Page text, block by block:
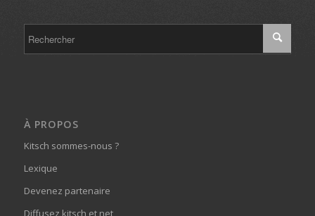
À PROPOS
Kitsch sommes-nous ?
Lexique
Devenez partenaire
Diffusez kitsch et net